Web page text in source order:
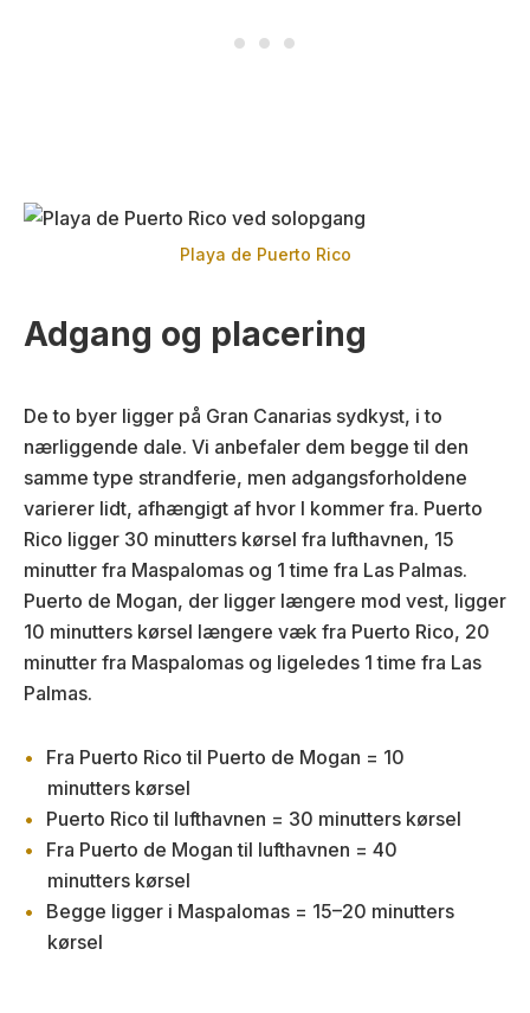
Playa de Puerto Rico
Adgang og placering
De to byer ligger på Gran Canarias sydkyst, i to
nærliggende dale. Vi anbefaler dem begge til den
samme type strandferie, men adgangsforholdene
varierer lidt, afhængigt af hvor I kommer fra. Puerto
Rico ligger 30 minutters kørsel fra lufthavnen, 15
minutter fra Maspalomas og 1 time fra Las Palmas.
Puerto de Mogan, der ligger længere mod vest, ligger
10 minutters kørsel længere væk fra Puerto Rico, 20
minutter fra Maspalomas og ligeledes 1 time fra Las
Palmas.
Fra Puerto Rico til Puerto de Mogan = 10
minutters kørsel
Puerto Rico til lufthavnen = 30 minutters kørsel
Fra Puerto de Mogan til lufthavnen = 40
minutters kørsel
Begge ligger i Maspalomas = 15–20 minutters
kørsel